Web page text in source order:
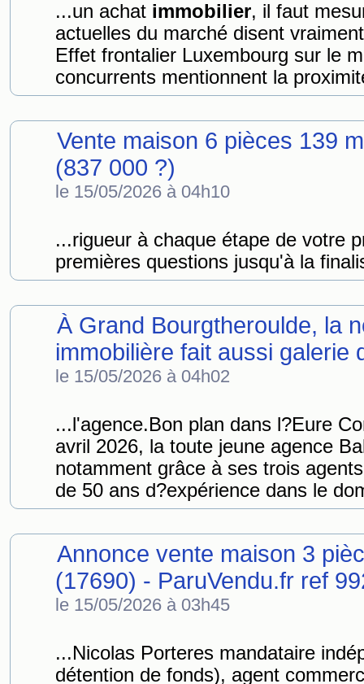
...un achat immobilier, il faut
actuelles du marché disent
Effet frontalier Luxembourg sur le
concurrents mentionnent la
Vente maison 6 pièces 139
(837 000 ?)
le 15/05/2026 à 04h10
...rigueur à chaque étape de votre
premières questions jusqu'à la
À Grand Bourgtheroulde, la
immobilière fait aussi galerie
le 15/05/2026 à 04h02
...l'agence.Bon plan dans l?Eure
avril 2026, la toute jeune agence
notamment grâce à ses trois
de 50 ans d?expérience dans le
Annonce vente maison 3
(17690) - ParuVendu.fr ref
le 15/05/2026 à 03h45
...Nicolas Porteres mandataire
détention de fonds), agent